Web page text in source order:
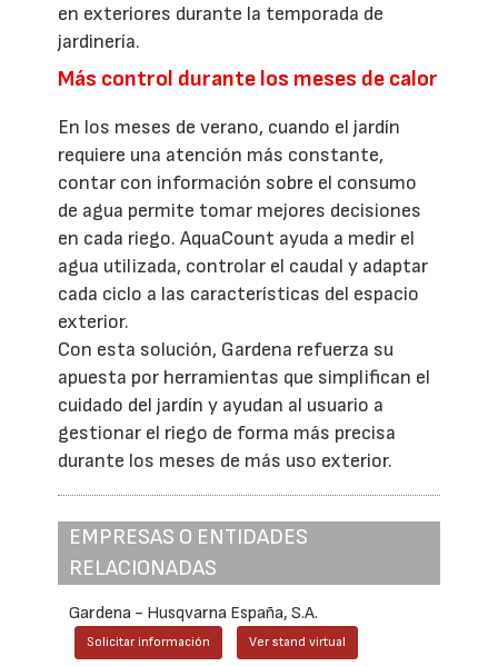
en exteriores durante la temporada de
jardinería.
Más control durante los meses de calor
En los meses de verano, cuando el jardín
requiere una atención más constante,
contar con información sobre el consumo
de agua permite tomar mejores decisiones
en cada riego. AquaCount ayuda a medir el
agua utilizada, controlar el caudal y adaptar
cada ciclo a las características del espacio
exterior.
Con esta solución, Gardena refuerza su
apuesta por herramientas que simplifican el
cuidado del jardín y ayudan al usuario a
gestionar el riego de forma más precisa
durante los meses de más uso exterior.
EMPRESAS O ENTIDADES
RELACIONADAS
Gardena - Husqvarna España, S.A.
Solicitar información Ver stand virtual